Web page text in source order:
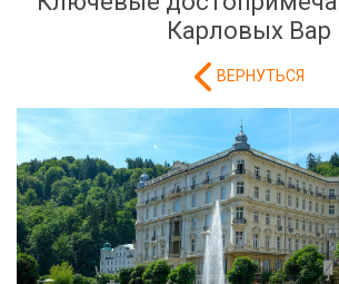
Карловых Вар
ВЕРНУТЬСЯ